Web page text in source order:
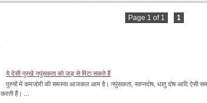
Page 1 of 1 1
ये देसी नुस्खे नपुंसकता को जड़ से मिटा सकते हैं
पुरुषों में कमजोरी की समस्या आजकल आम है। नपुंसकता, स्वप्नदोष, धातु दोष आदि ऐसी
करती हैं। ...